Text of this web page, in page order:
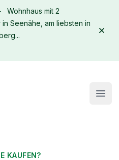
Wohnhaus mit 2
Seenähe, am liebsten in
KAUFEN?